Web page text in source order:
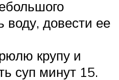
воду, довести ее
крупу и
суп минут 15.